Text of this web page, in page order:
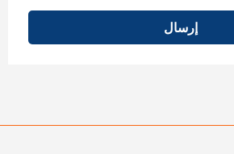
إرسال